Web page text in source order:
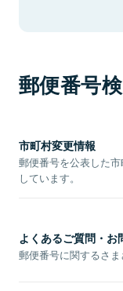
郵便番号
市町村変更情報
郵便番号を公表した
しています。
よくあるご質問・お
郵便番号に関するさま